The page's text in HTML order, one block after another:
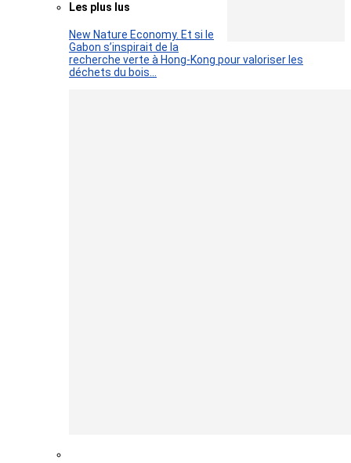
Les plus lus
New Nature Economy. Et si le
Gabon s’inspirait de la
recherche verte à Hong-Kong pour valoriser les
déchets du bois…